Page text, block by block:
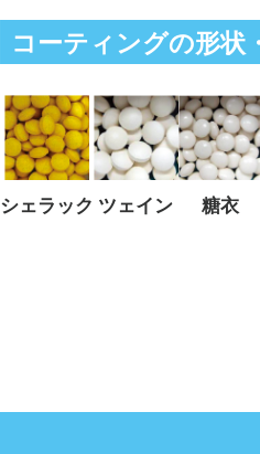
コーティングの形状
シェラック ツェイン 糖衣